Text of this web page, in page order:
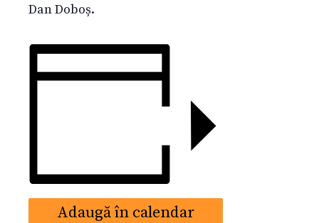
Dan Doboș.
Adaugă în calendar